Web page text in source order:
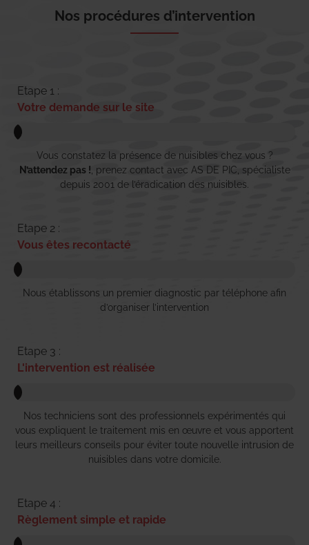
Nos procédures d’intervention
Etape 1 :
Votre demande sur le site
Vous constatez la présence de nuisibles chez vous ?
N’attendez pas ! , prenez contact avec AS DE PIC, spécialiste
depuis 2001 de l’éradication des nuisibles.
Etape 2 :
Vous êtes recontacté
Nous établissons un premier diagnostic par téléphone afin
d’organiser l’intervention
Etape 3 :
L'intervention est réalisée
Nos techniciens sont des professionnels expérimentés qui
vous expliquent le traitement mis en œuvre et vous apportent
leurs meilleurs conseils pour éviter toute nouvelle intrusion de
nuisibles dans votre domicile.
Etape 4 :
Règlement simple et rapide